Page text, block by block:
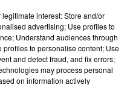
télévision
des Red
interest: Store and/or
advertising; Use profiles to
Understand audiences through
to personalise content; Use
and detect fraud, and fix errors;
may process personal
on information actively